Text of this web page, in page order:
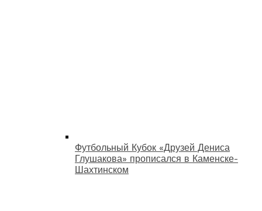
Футбольный Кубок «Друзей Дениса
Глушакова» прописался в Каменске-
Шахтинском